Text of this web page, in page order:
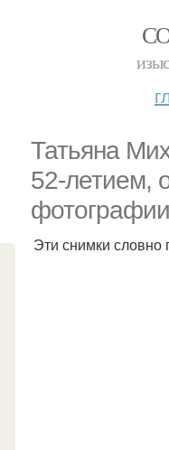
Татьяна
52-летием,
Эти снимки